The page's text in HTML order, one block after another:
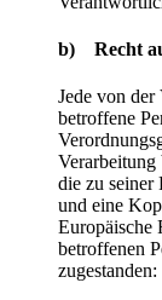
b) Recht
Jede von der
betroffene
die zu seiner
und eine
Europäische
betroffenen
zugestanden: